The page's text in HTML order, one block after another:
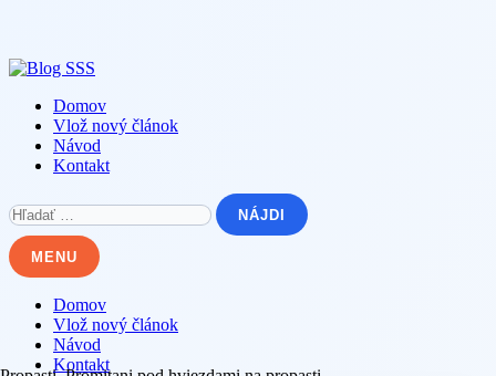
content
Domov
Vlož nový článok
Návod
Kontakt
Hľadať:
MENU
Domov
Vlož nový článok
Návod
Kontakt